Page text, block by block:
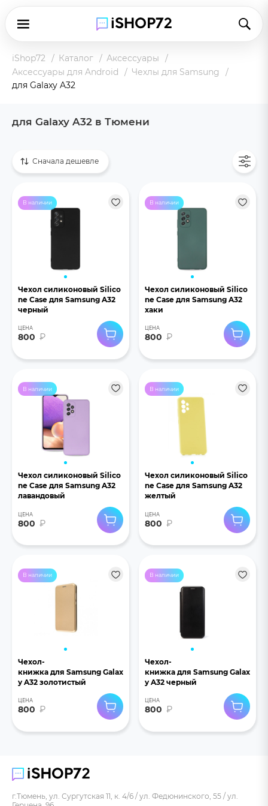
iShop72 Каталог
Аксессуары
Аксессуары для Android
Чехлы для Samsung
для Galaxy A32
для Galaxy A32 в Тюмени
Сначала дешевле
В наличии
Чехол силиконовый Silico
ne Case для Samsung A32
черный
ЦЕНА
800 ₽
В наличии
Чехол силиконовый Silico
ne Case для Samsung A32
хаки
ЦЕНА
800 ₽
В наличии
Чехол силиконовый Silico
ne Case для Samsung A32
лавандовый
ЦЕНА
800 ₽
В наличии
Чехол силиконовый Silico
ne Case для Samsung A32
желтый
ЦЕНА
800 ₽
В наличии
Чехол-
книжка для Samsung Galax
y A32 золотистый
ЦЕНА
800 ₽
В наличии
Чехол-
книжка для Samsung Galax
y A32 черный
ЦЕНА
800 ₽
г.Тюмень, ул. Сургутская 11, к. 4/6 / ул. Федюнинского, 55 / ул.